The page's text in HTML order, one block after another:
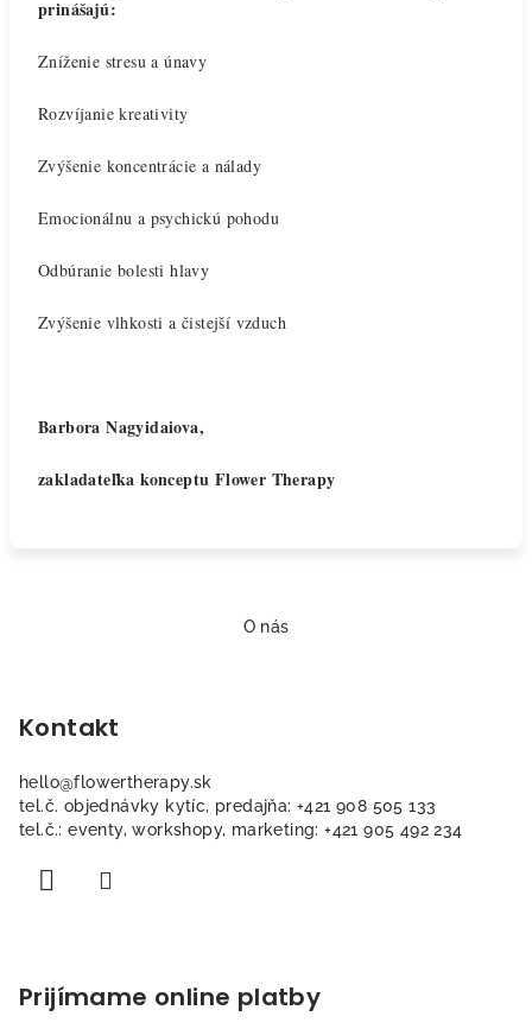
prinášajú:
Zníženie stresu a únavy
Rozvíjanie kreativity
Zvýšenie koncentrácie a nálady
Emocionálnu a psychickú pohodu
Odbúranie bolesti hlavy
Zvýšenie vlhkosti a čistejší vzduch
Barbora Nagyidaiova,
zakladateľka konceptu Flower Therapy
O nás
Kontakt
hello@flowertherapy.sk
tel.č. objednávky kytíc, predajňa: +421 908 505 133
tel.č.: eventy, workshopy, marketing: +421 905 492 234
Prijímame online platby